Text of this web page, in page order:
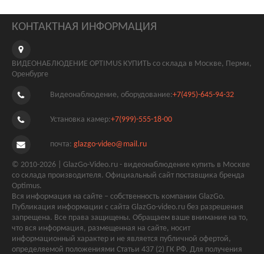
КОНТАКТНАЯ ИНФОРМАЦИЯ
ВИДЕОНАБЛЮДЕНИЕ OPTIMUS КУПИТЬ со склада в Москве, Перми,
Оренбурге
Видеонаблюдение, оборудование:+7(495)-645-94-32
Установка камер:+7(999)-555-18-00
почта: glazgo-video@mail.ru
© 2010-2026 | GlazGo-Video.ru - видеонаблюдение купить в Москве
со склада производителя. Официальный сайт поставщика бренда
Optimus.
Вся информация на сайте – собственность компании GlazGo.
Публикация информации с сайта GlazGo-video.ru без разрешения
запрещена. Все права защищены. Обращаем ваше внимание на то,
что вся информация, размещенная на сайте, носит
информационный характер и не является публичной офертой,
определяемой положениями Статьи 437 (2) ГК РФ. Для получения